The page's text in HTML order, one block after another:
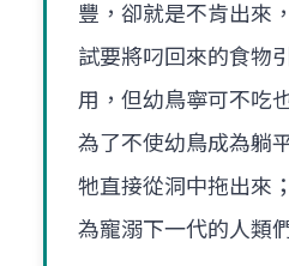
豐，卻就是不肯出來
試要將叼回來的食物
用，但幼鳥寧可不吃
為了不使幼鳥成為躺
牠直接從洞中拖出來
為寵溺下一代的人類